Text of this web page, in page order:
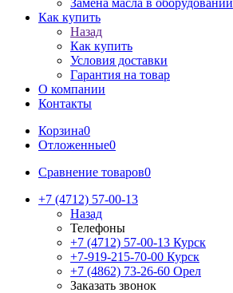
Замена масла в оборудовании
Как купить
Назад
Как купить
Условия доставки
Гарантия на товар
О компании
Контакты
Корзина0
Отложенные0
Сравнение товаров0
+7 (4712) 57-00-13
Назад
Телефоны
+7 (4712) 57-00-13 Курск
+7-919-215-70-00 Курск
+7 (4862) 73-26-60 Орел
Заказать звонок